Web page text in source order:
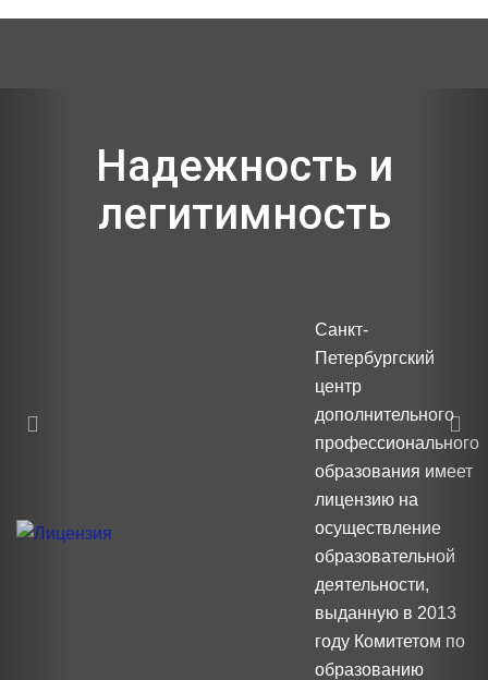
Надежность и
легитимность
Санкт-
Петербургский
центр
дополнительного
профессионального
образования имеет
лицензию на
осуществление
образовательной
деятельности,
выданную в 2013
году Комитетом по
образованию